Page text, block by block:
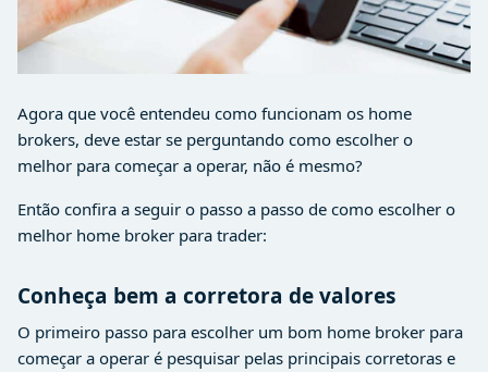
Agora que você entendeu como funcionam os home
brokers, deve estar se perguntando como escolher o
melhor para começar a operar, não é mesmo?
Então confira a seguir o passo a passo de como escolher o
melhor home broker para trader:
Conheça bem a corretora de valores
O primeiro passo para escolher um bom home broker para
começar a operar é pesquisar pelas principais corretoras e